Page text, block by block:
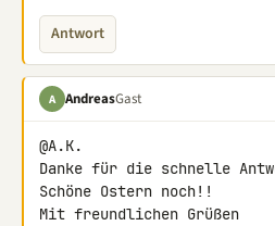
Antwort
A AndreasGast
@A.K.
Danke für die schnelle
Schöne Ostern noch!!
Mit freundlichen Grüßen